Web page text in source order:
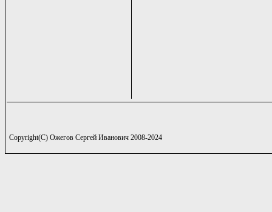
Copyright(C) Ожегов Сергей Иванович 2008-2024